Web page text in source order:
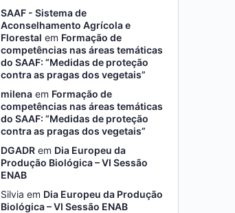
SAAF - Sistema de
Aconselhamento Agrícola e
Florestal em Formação de
competências nas áreas temáticas
do SAAF: “Medidas de proteção
contra as pragas dos vegetais”
milena em Formação de
competências nas áreas temáticas
do SAAF: “Medidas de proteção
contra as pragas dos vegetais”
DGADR em Dia Europeu da
Produção Biológica – VI Sessão
ENAB
Silvia em Dia Europeu da Produção
Biológica – VI Sessão ENAB